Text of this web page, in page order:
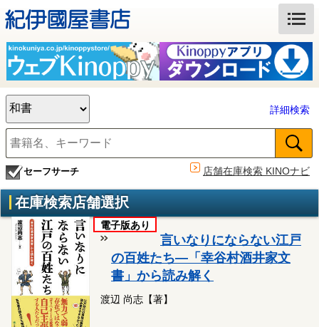
詳細検索
セーフサーチ 店舗在庫検索 KINOナビ
在庫検索店舗選択
電子版あり
言いなりにならない江戸
の百姓たち―「幸谷村酒井家文
書」から読み解く
渡辺 尚志【著】